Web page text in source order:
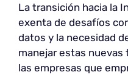
La transición hacia la
exenta de desafíos
datos y la necesidad
manejar estas nuevas
las empresas que